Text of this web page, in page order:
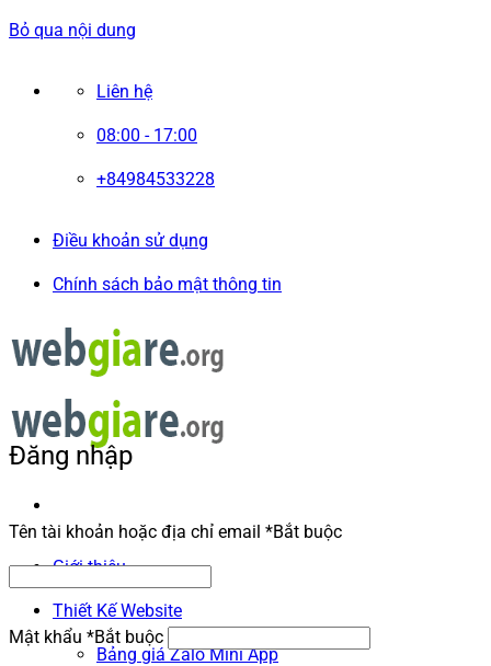
Bỏ qua nội dung
Liên hệ
08:00 - 17:00
+84984533228
Điều khoản sử dụng
Chính sách bảo mật thông tin
Giới thiệu
Thiết Kế Website
Bảng giá Zalo Mini App
Đăng nhập
Tên tài khoản hoặc địa chỉ email *Bắt buộc
Mật khẩu *Bắt buộc